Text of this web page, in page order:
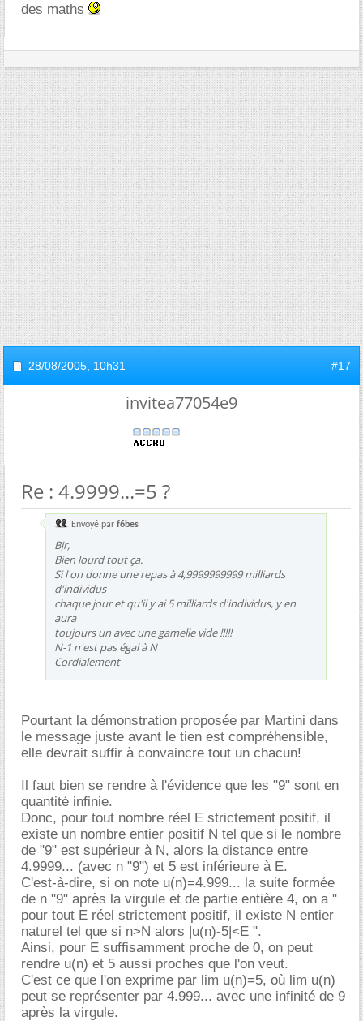
des maths
28/08/2005, 10h31 #17
invitea77054e9
Re : 4.9999...=5 ?
Envoyé par f6bes
Bjr,
Bien lourd tout ça.
Si l'on donne une repas à 4,9999999999 milliards
d'individus
chaque jour et qu'il y ai 5 milliards d'individus, y en
aura
toujours un avec une gamelle vide !!!!!
N-1 n'est pas égal à N
Cordialement
Pourtant la démonstration proposée par Martini dans
le message juste avant le tien est compréhensible,
elle devrait suffir à convaincre tout un chacun!
Il faut bien se rendre à l'évidence que les "9" sont en
quantité infinie.
Donc, pour tout nombre réel E strictement positif, il
existe un nombre entier positif N tel que si le nombre
de "9" est supérieur à N, alors la distance entre
4.9999... (avec n "9") et 5 est inférieure à E.
C'est-à-dire, si on note u(n)=4.999... la suite formée
de n "9" après la virgule et de partie entière 4, on a "
pour tout E réel strictement positif, il existe N entier
naturel tel que si n>N alors |u(n)-5|<E ".
Ainsi, pour E suffisamment proche de 0, on peut
rendre u(n) et 5 aussi proches que l'on veut.
C'est ce que l'on exprime par lim u(n)=5, où lim u(n)
peut se représenter par 4.999... avec une infinité de 9
après la virgule.